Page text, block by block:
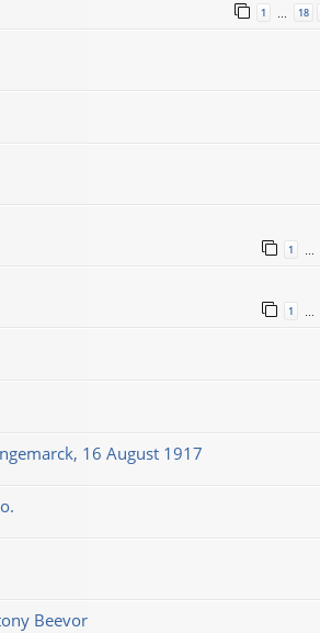
1 18
1 …
1 …
16 August 1917
Beevor